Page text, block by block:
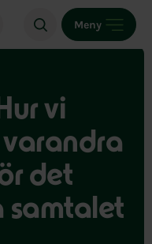
Meny
vi
varandra
det
samtalet